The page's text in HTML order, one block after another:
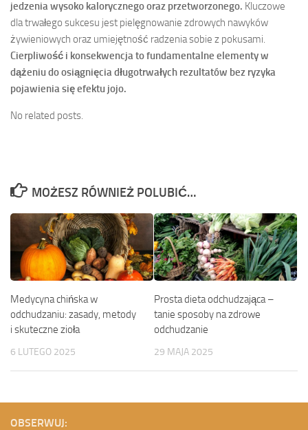
jedzenia wysoko kalorycznego oraz przetworzonego. Kluczowe
dla trwałego sukcesu jest pielęgnowanie zdrowych nawyków
żywieniowych oraz umiejętność radzenia sobie z pokusami.
Cierpliwość i konsekwencja to fundamentalne elementy w
dążeniu do osiągnięcia długotrwałych rezultatów bez ryzyka
pojawienia się efektu jojo.
No related posts.
MOŻESZ RÓWNIEŻ POLUBIĆ…
Medycyna chińska w
odchudzaniu: zasady, metody
i skuteczne zioła
6 LUTEGO 2025
Prosta dieta odchudzająca –
tanie sposoby na zdrowe
odchudzanie
29 MAJA 2025
OBSERWUJ: